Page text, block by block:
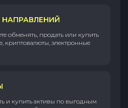
обменять, продать или купить
криптовалюты, электронные
и купить активы по выгодным